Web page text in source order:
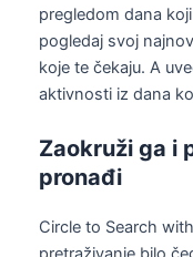
pregledom dana
pogledaj svoj
koje te čekaju. A
aktivnosti iz dana
Zaokruži ga i
pronađi
Circle to Search